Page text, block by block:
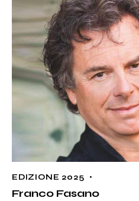
EDIZIONE 2025
Franco Fasano